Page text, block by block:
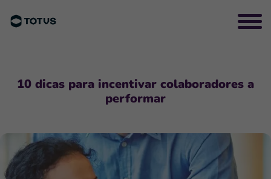
10 dicas para incentivar colaboradores a
performar